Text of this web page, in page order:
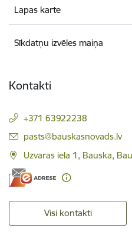
Lapas karte
Sīkdatņu izvēles maiņa
Kontakti
+371 63922238
E-pasts:
pasts@bauskasnovads.lv
Uzvaras iela 1, Bauska,
Visi kontakti